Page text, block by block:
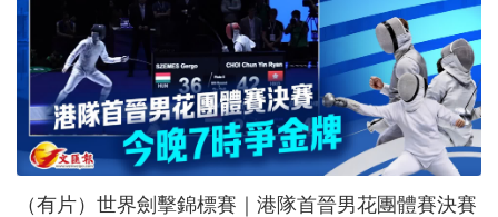
（有片）世界劍擊錦標賽｜港隊首晉男花團體賽決賽